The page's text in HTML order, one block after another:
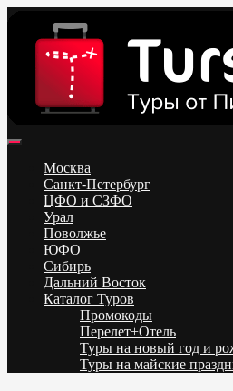
content
Низкие цены на путевки 3-7-10
море. Распродажа экскурсионных
Обновление каждый день.
Москва
Санкт-Петербург
ЦФО и СЗФО
Урал
Поволжье
ЮФО
Сибирь
Дальний Восток
Каталог Туров
Промокоды
Перелет+Отель
Туры на новый год и
Туры на майские